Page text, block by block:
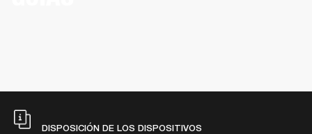
DISPOSICIÓN DE LOS DISPOSITIVOS